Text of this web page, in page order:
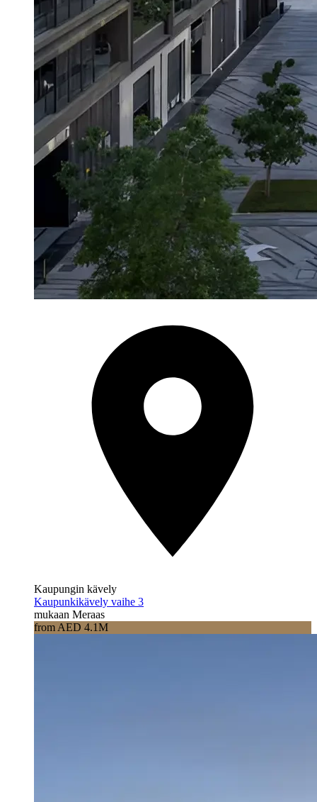
Kaupungin kävely
Kaupunkikävely vaihe 3
mukaan Meraas
from AED 4.1M